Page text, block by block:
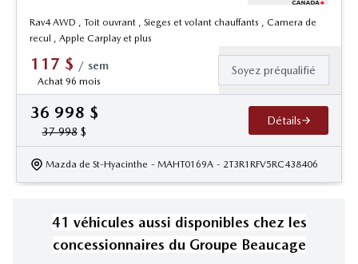
Rav4 AWD , Toit ouvrant , Sieges et volant chauffants , Camera de
recul , Apple Carplay et plus
117 $ / sem
Achat 96 mois
Soyez préqualifié
36 998 $
37 998$
Détails
Mazda de St-Hyacinthe - MAHT0169A - 2T3R1RFV5RC438406
41 véhicules aussi disponibles chez les
concessionnaires du Groupe Beaucage